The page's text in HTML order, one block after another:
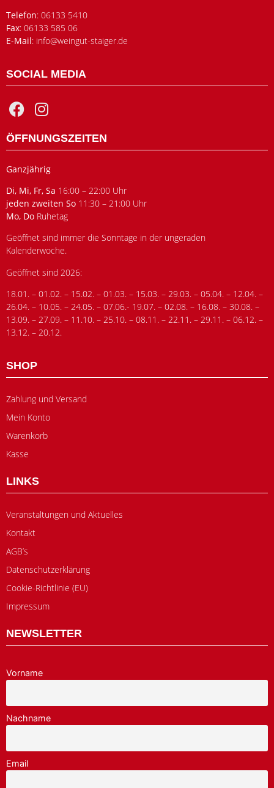
Telefon: 06133 5410
Fax: 06133 585 06
E-Mail: info@weingut-staiger.de
SOCIAL MEDIA
ÖFFNUNGSZEITEN
Ganzjährig
Di, Mi, Fr, Sa 16:00 – 22:00 Uhr
jeden zweiten So 11:30 – 21:00 Uhr
Mo, Do Ruhetag
Geöffnet sind immer die Sonntage in der ungeraden
Kalenderwoche.
Geöffnet sind 2026:
18.01. – 01.02. – 15.02. – 01.03. – 15.03. – 29.03. – 05.04. – 12.04. –
26.04. – 10.05. – 24.05. – 07.06.- 19.07. – 02.08. – 16.08. – 30.08. –
13.09. – 27.09. – 11.10. – 25.10. – 08.11. – 22.11. – 29.11. – 06.12. –
13.12. – 20.12.
SHOP
Zahlung und Versand
Mein Konto
Warenkorb
Kasse
LINKS
Veranstaltungen und Aktuelles
Kontakt
AGB’s
Datenschutzerklärung
Cookie-Richtlinie (EU)
Impressum
NEWSLETTER
Vorname
Nachname
Email